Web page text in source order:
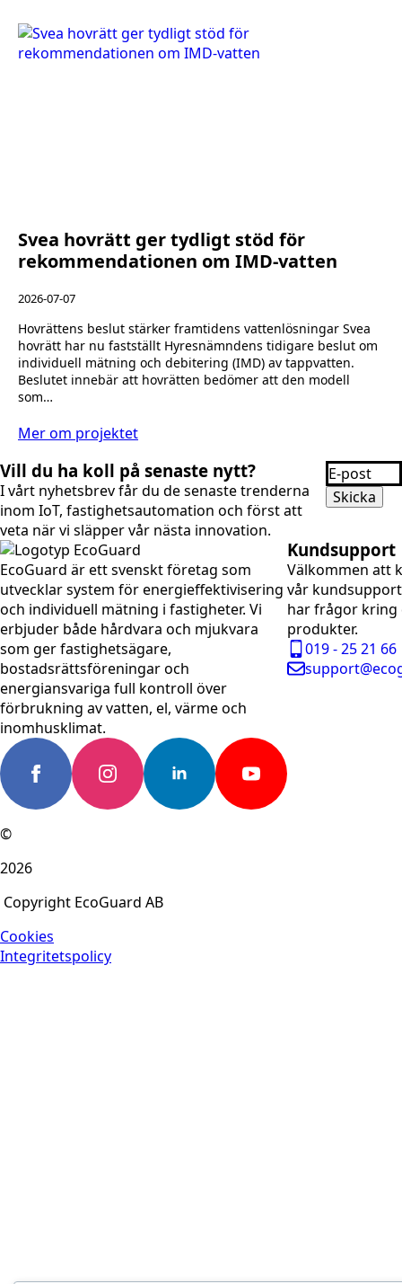
Svea hovrätt ger tydligt stöd för
rekommendationen om IMD-vatten
2026-07-07
Hovrättens beslut stärker framtidens vattenlösningar Svea
hovrätt har nu fastställt Hyresnämndens tidigare beslut om
individuell mätning och debitering (IMD) av tappvatten.
Beslutet innebär att hovrätten bedömer att den modell
som…
Mer om projektet
Vill du ha koll på senaste nytt?
I vårt nyhetsbrev får du de senaste trenderna
inom IoT, fastighets­automation och först att
veta när vi släpper vår nästa innovation.
Email
*
Skicka
EcoGuard är ett svenskt företag som
utvecklar system för energieffektivisering
och individuell mätning i fastigheter. Vi
erbjuder både hårdvara och mjukvara
som ger fastighetsägare,
bostadsrättsföreningar och
energiansvariga full kontroll över
förbrukning av vatten, el, värme och
inomhusklimat.
Kundsupport
Välkommen att
vår
har frågor kring
produkter.
019 - 25 21 66
©
2026
Copyright EcoGuard AB
Cookies
Integritetspolicy